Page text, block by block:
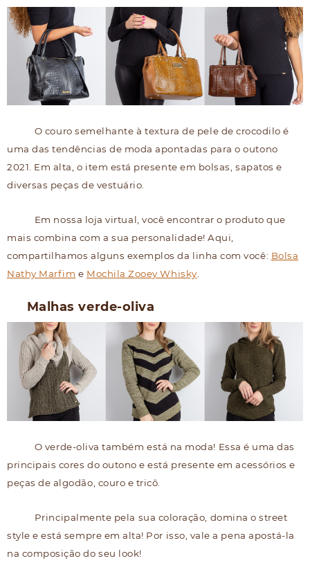
O couro semelhante à textura de pele de crocodilo é
uma das tendências de moda apontadas para o outono
2021. Em alta, o item está presente em bolsas, sapatos e
diversas peças de vestuário.
Em nossa loja virtual, você encontrar o produto que
mais combina com a sua personalidade! Aqui,
compartilhamos alguns exemplos da linha com você: Bolsa
Nathy Marfim e Mochila Zooey Whisky
Malhas verde-oliva
O verde-oliva também está na moda! Essa é uma das
principais cores do outono e está presente em acessórios e
peças de algodão, couro e tricô.
Principalmente pela sua coloração, domina o street
style e está sempre em alta! Por isso, vale a pena apostá-la
na composição do seu look!